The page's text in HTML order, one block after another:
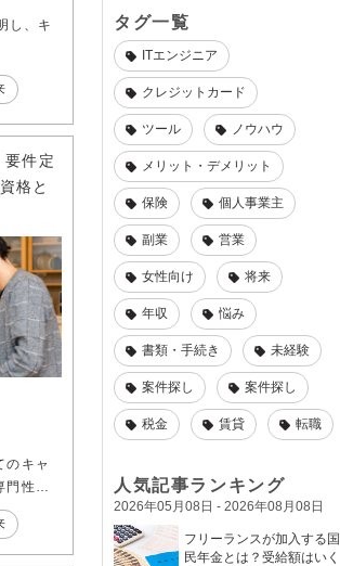
タグ一覧
ITエンジニア
クレジットカード
ツール ノウハウ
メリット・デメリット
保険 個人事業主
副業 営業
女性向け 将来
年収 悩み
書類・手続き 未経験
案件探し 案件探し
税金 賃貸 転職
人気記事ランキング
2026年05月08日 - 2026年08月08日
フリーランスが加入する国
民年金とは？受給額はいく
し、キ
要件定
格と
のキャ
門性…